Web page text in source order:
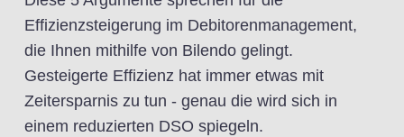
Effizienzsteigerung im Debitorenmanagement,
die Ihnen mithilfe von Bilendo gelingt.
Gesteigerte Effizienz hat immer etwas mit
Zeitersparnis zu tun - genau die wird sich in
einem reduzierten DSO spiegeln.